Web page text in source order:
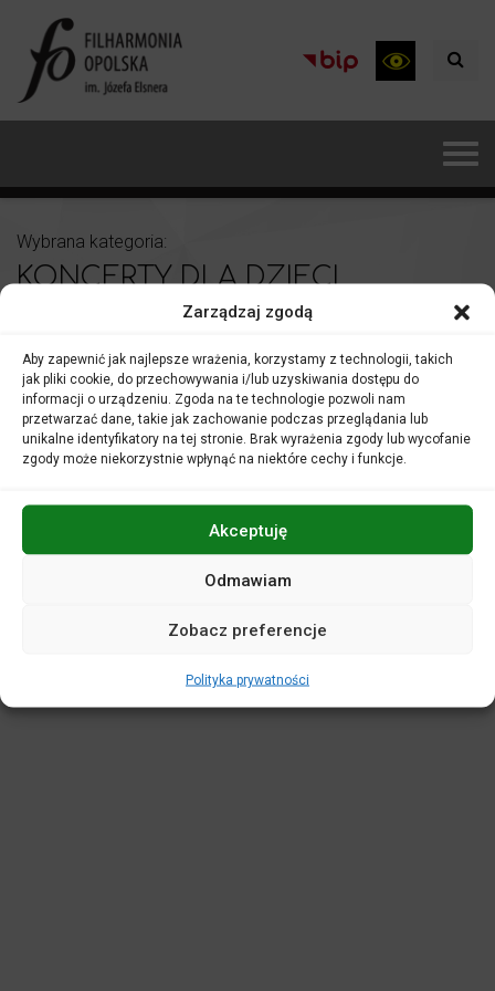
Zarządzaj zgodą
Aby zapewnić jak najlepsze wrażenia, korzystamy z technologii, takich
jak pliki cookie, do przechowywania i/lub uzyskiwania dostępu do
informacji o urządzeniu. Zgoda na te technologie pozwoli nam
przetwarzać dane, takie jak zachowanie podczas przeglądania lub
unikalne identyfikatory na tej stronie. Brak wyrażenia zgody lub wycofanie
zgody może niekorzystnie wpłynąć na niektóre cechy i funkcje.
Akceptuję
Odmawiam
Zobacz preferencje
Polityka prywatności
Wybrana kategoria:
KONCERTY DLA DZIECI
POLITYKA PRYWATNOŚCI
DEKLARACJA DOSTĘPNOŚCI
REGULAMINY
WIRTUALNY SPACER